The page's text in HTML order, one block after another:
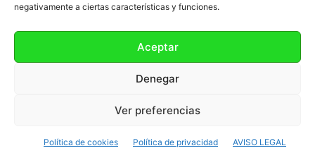
negativamente a ciertas características y funciones.
Aceptar
Denegar
Ver preferencias
Política de cookies Política de privacidad AVISO LEGAL
Política de cookies (UE)
©